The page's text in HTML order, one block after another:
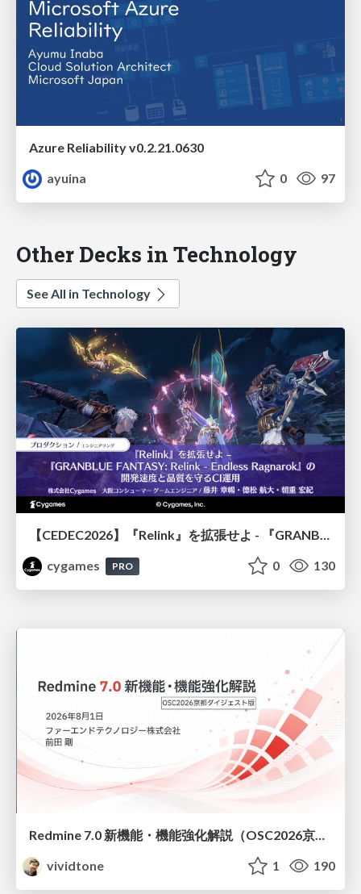
Azure Reliability v0.2.21.0630
ayuina
0 97
Other Decks in Technology
See All in Technology
cygames
PRO 0 130
Redmine 7.0 新機能・機能強化解説（OSC2026京都ダイジェスト版）
vividtone
1 190